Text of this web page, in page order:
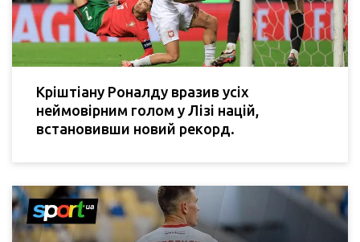
Кріштіану Роналду вразив усіх
неймовірним голом у Лізі націй,
встановивши новий рекорд.